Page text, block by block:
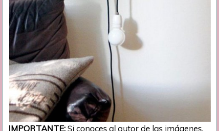
IMPORTANTE:Si conoces al autor de las imágenes,